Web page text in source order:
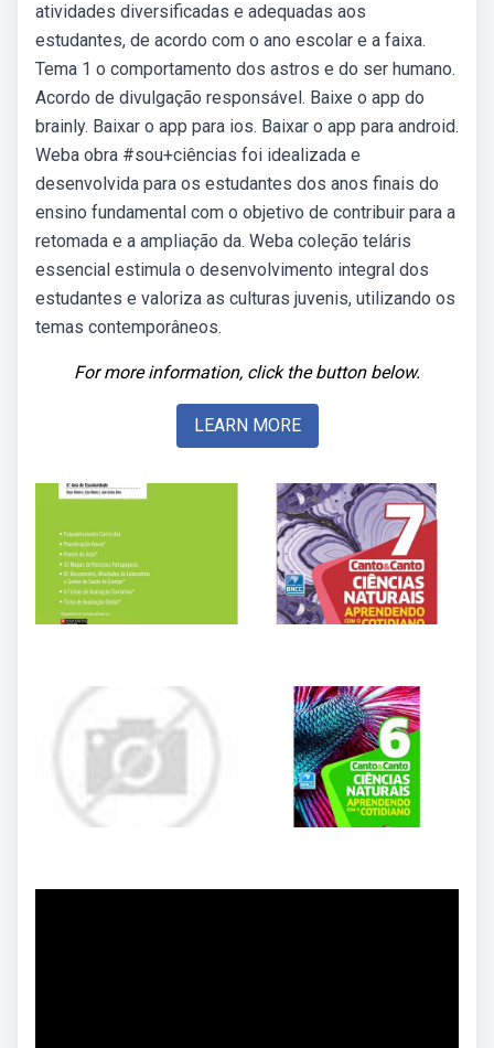
atividades diversificadas e adequadas aos
estudantes, de acordo com o ano escolar e a faixa.
Tema 1 o comportamento dos astros e do ser humano.
Acordo de divulgação responsável. Baixe o app do
brainly. Baixar o app para ios. Baixar o app para android.
Weba obra #sou+ciências foi idealizada e
desenvolvida para os estudantes dos anos finais do
ensino fundamental com o objetivo de contribuir para a
retomada e a ampliação da. Weba coleção teláris
essencial estimula o desenvolvimento integral dos
estudantes e valoriza as culturas juvenis, utilizando os
temas contemporâneos.
For more information, click the button below.
LEARN MORE